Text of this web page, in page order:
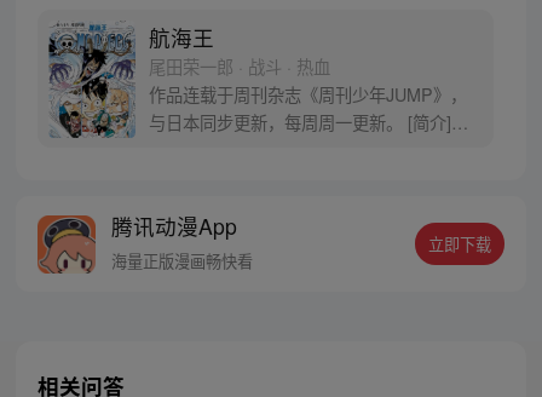
航海王
尾田荣一郎 · 战斗 · 热血
作品连载于周刊杂志《周刊少年JUMP》，
与日本同步更新，每周周一更新。 [简介]有
十年后，路飞为实现与因救他而断臂的杰克
斯的约定而出海，开始了以成为海盗王为目
腾讯动漫App
海量正版漫画畅快看
立即下载
相关问答